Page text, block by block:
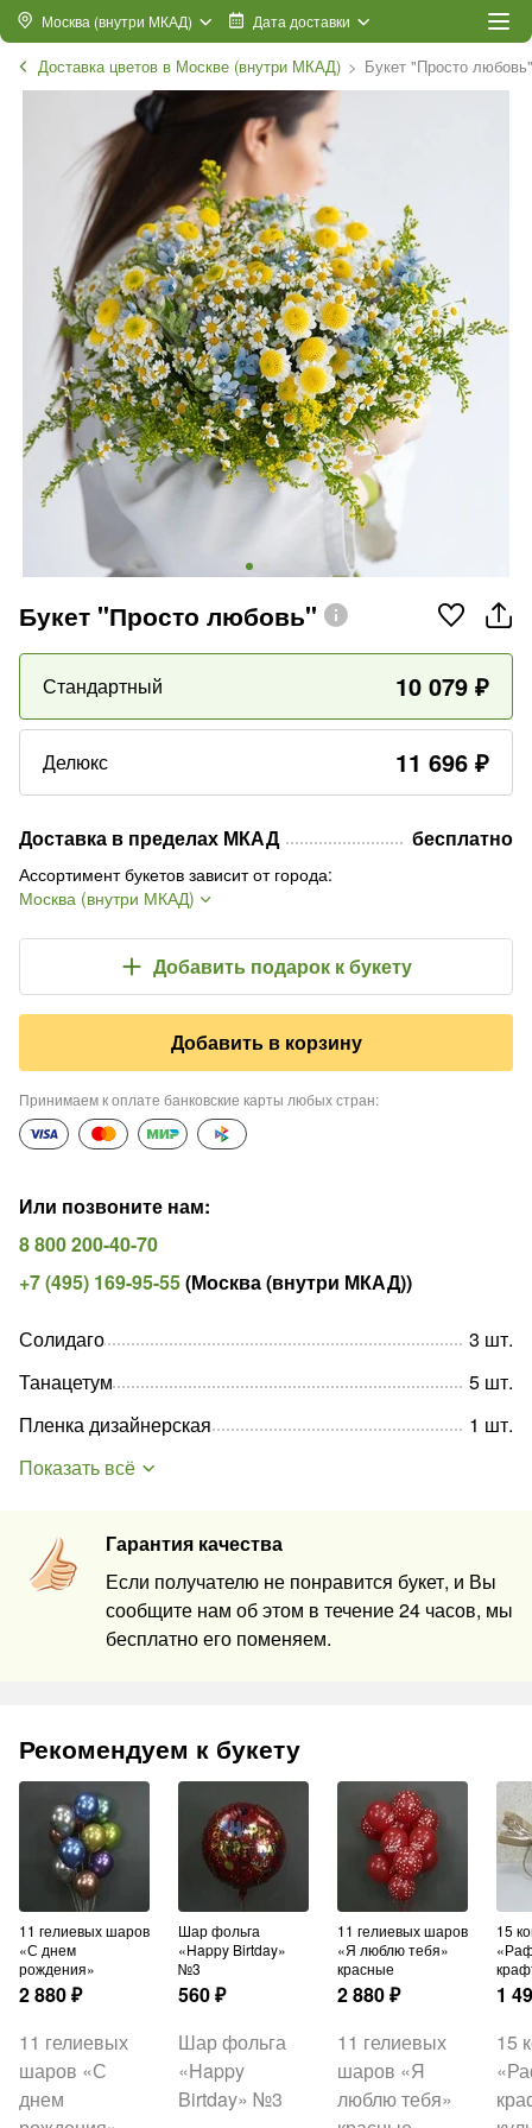
Москва (внутри МКАД) Дата доставки
Доставка цветов в Москве (внутри МКАД) Букет "Просто любовь"
Букет "Просто любовь"
Стандартный 10 079 ₽
Делюкс 11 696 ₽
Доставка в пределах МКАД бесплатно
Ассортимент букетов зависит от города:
Москва (внутри МКАД)
Добавить подарок к букету
Добавить в корзину
Принимаем к оплате банковские карты любых стран:
Или позвоните нам:
8 800 200-40-70
+7 (495) 169-95-55(Москва (внутри МКАД))
Гарантия качества
Если получателю не понравится букет, и Вы
сообщите нам об этом в течение 24 часов, мы
бесплатно его поменяем.
Солидаго 3 шт.
Танацетум
5 шт.
Пленка дизайнерская
1 шт.
Показать всё
Рекомендуем к букету
11 гелиевых шаров
«С днем
рождения»
2 880₽
11 гелиевых
шаров «С
днем
Шар фольга
«Happy Birtday»
№3
560₽
Шар фольга
«Happy
Birtday» №3
11 гелиевых шаров
«Я люблю тебя»
красные
2 880₽
11 гелиевых
шаров «Я
люблю тебя»
15 конфет
1
15